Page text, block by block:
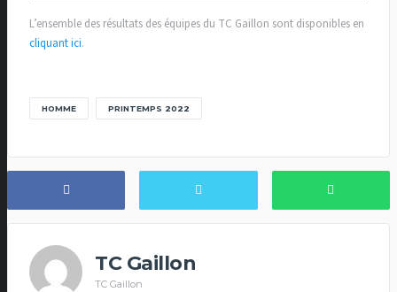
L’ensemble des résultats des équipes du TC Gaillon sont disponibles en
cliquant ici.
HOMME PRINTEMPS 2022
TC Gaillon
TC Gaillon